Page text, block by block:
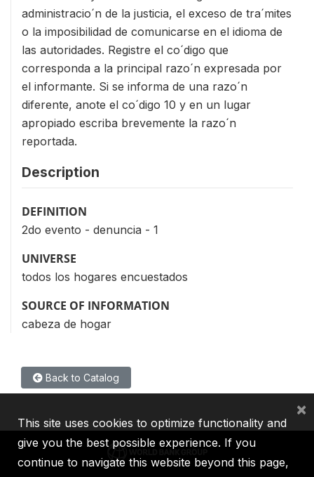
administracio´n de la justicia, el exceso de tra´mites
o la imposibilidad de comunicarse en el idioma de
las autoridades. Registre el co´digo que
corresponda a la principal razo´n expresada por
el informante. Si se informa de una razo´n
diferente, anote el co´digo 10 y en un lugar
apropiado escriba brevemente la razo´n
reportada.
Description
DEFINITION
2do evento - denuncia - 1
UNIVERSE
todos los hogares encuestados
SOURCE OF INFORMATION
cabeza de hogar
Back to Catalog
This site uses cookies to optimize functionality and
give you the best possible experience. If you
continue to navigate this website beyond this page,
×